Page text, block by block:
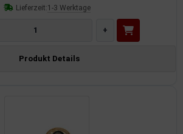
Lieferzeit:1-3 Werktage
+
Produkt Details